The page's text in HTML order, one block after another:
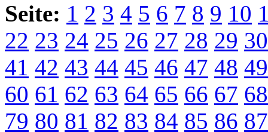
Seite: 1 2 3 4 5 6 7 8 9 10
22 23 24 25 26 27 28 29 30
41 42 43 44 45 46 47 48 49
60 61 62 63 64 65 66 67 68
79 80 81 82 83 84 85 86 87